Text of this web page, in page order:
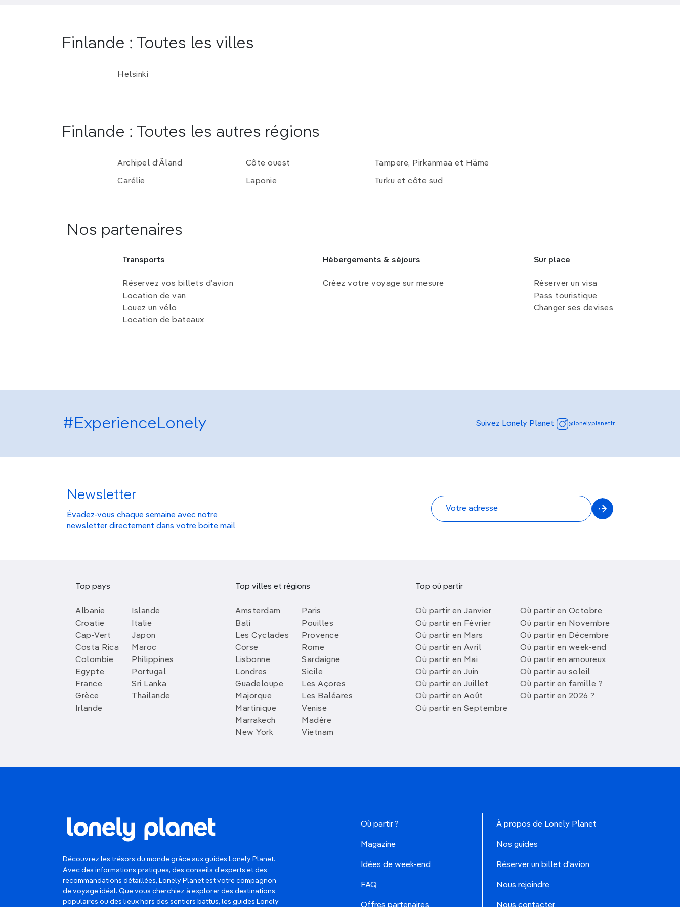
Finlande : Toutes les villes
Helsinki
Finlande : Toutes les autres régions
Archipel d’Åland
Carélie
Côte ouest
Laponie
Tampere, Pirkanmaa et Häme
Turku et côte sud
Nos partenaires
Transports
Réservez vos billets d’avion
Location de van
Louez un vélo
Location de bateaux
Hébergements & séjours
Créez votre voyage sur mesure
Sur place
Réserver un visa
Pass touristique
Changer ses devises
#ExperienceLonely Suivez Lonely Planet @lonelyplanetfr
Newsletter
Évadez-vous chaque semaine avec notre
newsletter directement dans votre boite mail
Top pays
Albanie
Croatie
Cap-Vert
Costa Rica
Colombie
Egypte
France
Grèce
Irlande
Islande
Italie
Japon
Maroc
Philippines
Portugal
Sri Lanka
Thailande
Top villes et régions
Amsterdam
Bali
Les Cyclades
Corse
Lisbonne
Londres
Guadeloupe
Majorque
Martinique
Marrakech
New York
Paris
Pouilles
Provence
Rome
Sardaigne
Sicile
Les Açores
Les Baléares
Venise
Madère
Vietnam
Top où partir
Où partir en Janvier
Où partir en Février
Où partir en Mars
Où partir en Avril
Où partir en Mai
Où partir en Juin
Où partir en Juillet
Où partir en Août
Où partir en Septembre
Où partir en Octobre
Où partir en Novembre
Où partir en Décembre
Où partir en week-end
Où partir en amoureux
Où partir au soleil
Où partir en famille ?
Où partir en 2026 ?
Découvrez les trésors du monde grâce aux guides Lonely Planet.
Avec des informations pratiques, des conseils d'experts et des
recommandations détaillées, Lonely Planet est votre compagnon
de voyage idéal. Que vous cherchiez à explorer des destinations
populaires ou des lieux hors des sentiers battus, les guides Lonely
Où partir ?
Magazine
Idées de week-end
FAQ
À propos de Lonely Planet
Nos guides
Réserver un billet d'avion
Nous rejoindre